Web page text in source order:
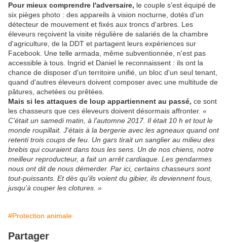
Pour mieux comprendre l'adversaire, le couple s'est équipé de
six pièges photo : des appareils à vision nocturne, dotés d'un
détecteur de mouvement et fixés aux troncs d'arbres. Les
éleveurs reçoivent la visite régulière de salariés de la chambre
d'agriculture, de la DDT et partagent leurs expériences sur
Facebook. Une telle armada, même subventionnée, n'est pas
accessible à tous. Ingrid et Daniel le reconnaissent : ils ont la
chance de disposer d'un territoire unifié, un bloc d'un seul tenant,
quand d'autres éleveurs doivent composer avec une multitude de
pâtures, achetées ou prêtées.
Mais si les attaques de loup appartiennent au passé, ce sont
les chasseurs que ces éleveurs doivent désormais affronter. «
C'était un samedi matin, à l'automne 2017. Il était 10 h et tout le
monde roupillait. J'étais à la bergerie avec les agneaux quand ont
retenti trois coups de feu. Un gars tirait un sanglier au milieu des
brebis qui couraient dans tous les sens. Un de nos chiens, notre
meilleur reproducteur, a fait un arrêt cardiaque. Les gendarmes
nous ont dit de nous démerder. Par ici, certains chasseurs sont
tout-puissants. Et dès qu'ils voient du gibier, ils deviennent fous,
jusqu'à couper les clotures. »
#Protection animale
Partager